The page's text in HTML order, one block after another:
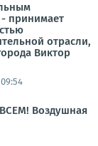
принимает
отрасли,
Виктор
Воздушная